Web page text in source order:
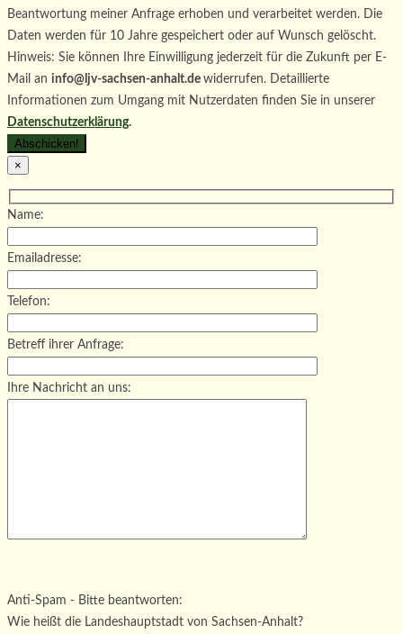
Beantwortung meiner Anfrage erhoben und verarbeitet werden. Die
Daten werden für 10 Jahre gespeichert oder auf Wunsch gelöscht.
Hinweis: Sie können Ihre Einwilligung jederzeit für die Zukunft per E-
Mail an info@ljv-sachsen-anhalt.de widerrufen. Detaillierte
Informationen zum Umgang mit Nutzerdaten finden Sie in unserer
Datenschutzerklärung.
×
Name:
Emailadresse:
Telefon:
Betreff ihrer Anfrage:
Ihre Nachricht an uns:
Bitte lasse dieses Feld leer.
Anti-Spam - Bitte beantworten:
Wie heißt die Landeshauptstadt von Sachsen-Anhalt?